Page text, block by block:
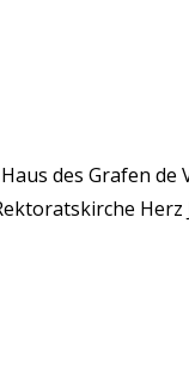
des Grafen de